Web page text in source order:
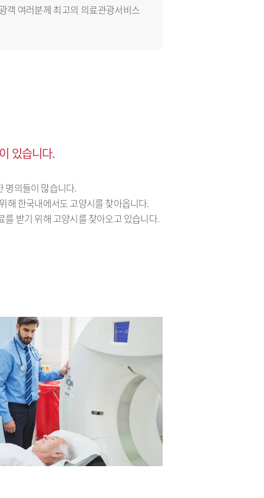
객 여러분께 최고의 의료관광서비스
있습니다.
명의들이 많습니다.
해 한국내에서도 고양시를 찾아옵니다.
받기 위해 고양시를 찾아오고 있습니다.